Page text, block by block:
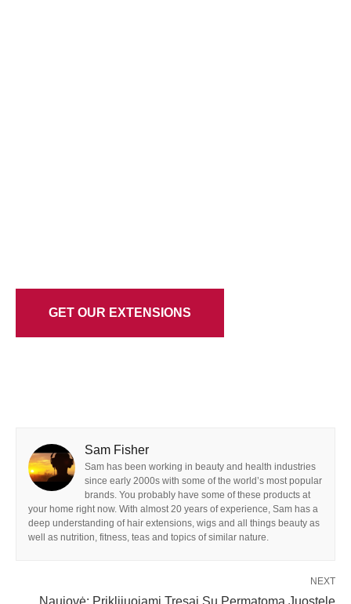
GET OUR EXTENSIONS
Sam Fisher
Sam has been working in beauty and health industries
since early 2000s with some of the world’s most popular
brands. You probably have some of these products at
your home right now. With almost 20 years of experience, Sam has a
deep understanding of hair extensions, wigs and all things beauty as
well as nutrition, fitness, teas and topics of similar nature.
NEXT
Naujovė: Priklijuojami Tresai Su Permatoma Juostele